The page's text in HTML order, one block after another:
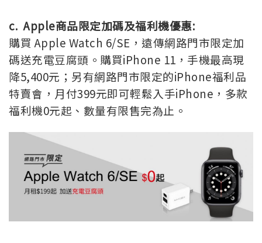
c. Apple商品限定加碼及福利機優惠:
購買 Apple Watch 6/SE，遠傳網路門市限定加
碼送充電豆腐頭。購買iPhone 11，手機最高現
降5,400元；另有網路門市限定的iPhone福利品
特賣會，月付399元即可輕鬆入手iPhone，多款
福利機0元起、數量有限售完為止。